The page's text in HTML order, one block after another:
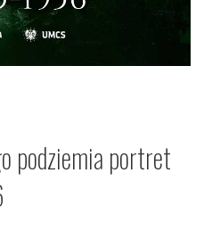
podziemia portret